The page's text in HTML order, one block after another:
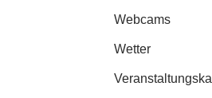
Webcams
Wetter